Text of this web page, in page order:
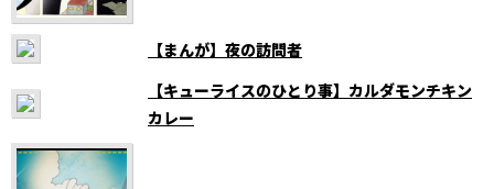
【まんが】夜の訪問者
【キューライスのひとり事】カルダモンチキン
カレー